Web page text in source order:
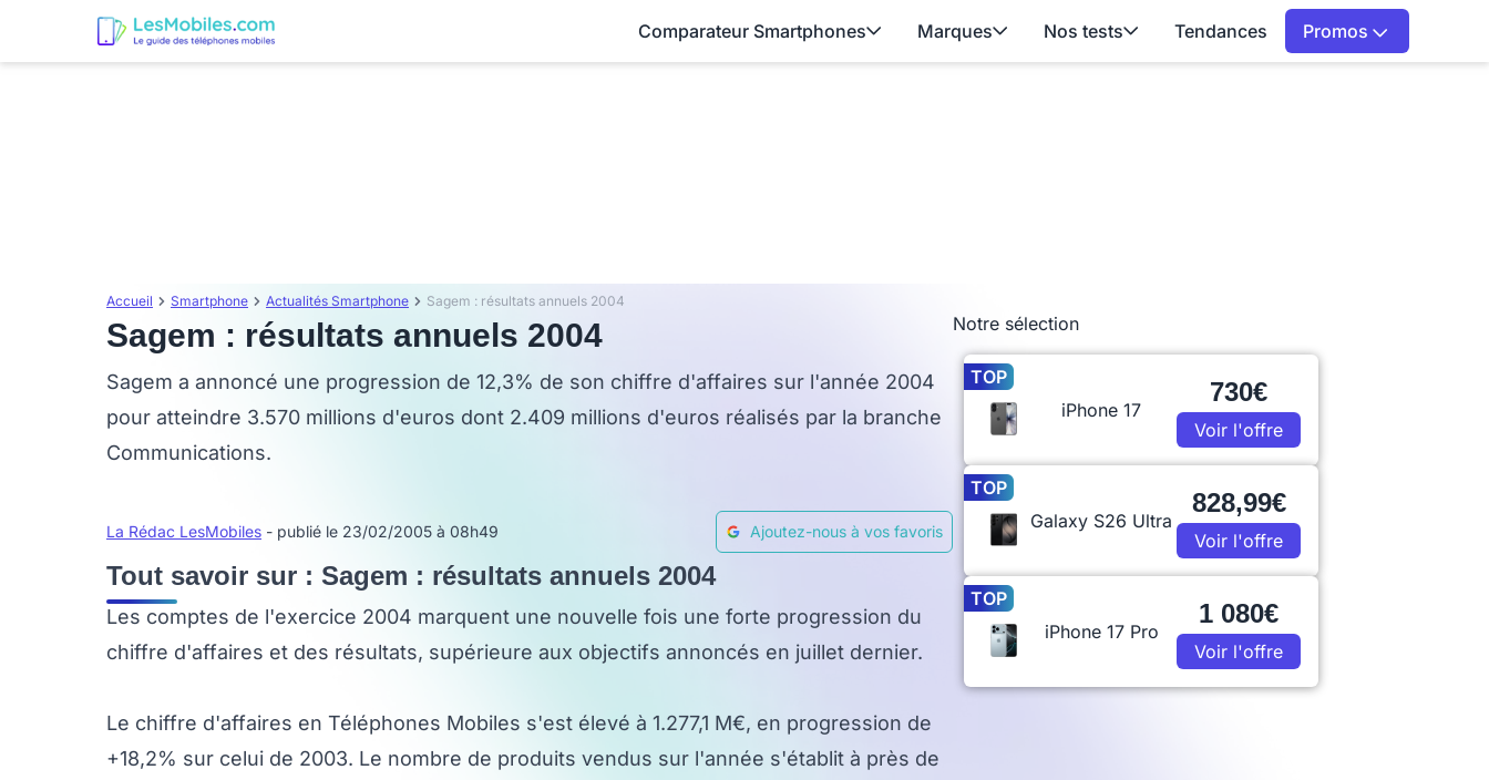
Comparateur Smartphones Marques Nos tests Tendances Promos
Accueil Smartphone Actualités Smartphone Sagem : résultats annuels 2004
Sagem : résultats annuels 2004
Sagem a annoncé une progression de 12,3% de son chiffre d'affaires sur l'année 2004
pour atteindre 3.570 millions d'euros dont 2.409 millions d'euros réalisés par la branche
Communications.
La Rédac LesMobiles - publié le 23/02/2005 à 08h49 Ajoutez-nous à vos favoris
Tout savoir sur : Sagem : résultats annuels 2004
Les comptes de l'exercice 2004 marquent une nouvelle fois une forte progression du
chiffre d'affaires et des résultats, supérieure aux objectifs annoncés en juillet dernier.
Le chiffre d'affaires en Téléphones Mobiles s'est élevé à 1.277,1 M€, en progression de
+18,2% sur celui de 2003. Le nombre de produits vendus sur l'année s'établit à près de
Notre sélection
TOP
iPhone 17
730€
Voir l'offre
TOP
Galaxy S26 Ultra
828,99€
Voir l'offre
TOP
iPhone 17 Pro
1 080€
Voir l'offre